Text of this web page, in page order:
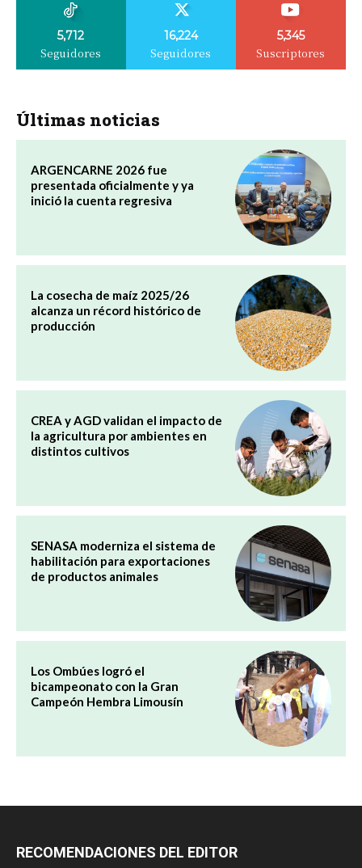
5,712
Seguidores
16,224
Seguidores
5,345
Suscriptores
Últimas noticias
ARGENCARNE 2026 fue
presentada oficialmente y ya
inició la cuenta regresiva
La cosecha de maíz 2025/26
alcanza un récord histórico de
producción
CREA y AGD validan el impacto de
la agricultura por ambientes en
distintos cultivos
SENASA moderniza el sistema de
habilitación para exportaciones
de productos animales
Los Ombúes logró el
bicampeonato con la Gran
Campeón Hembra Limousín
RECOMENDACIONES DEL EDITOR